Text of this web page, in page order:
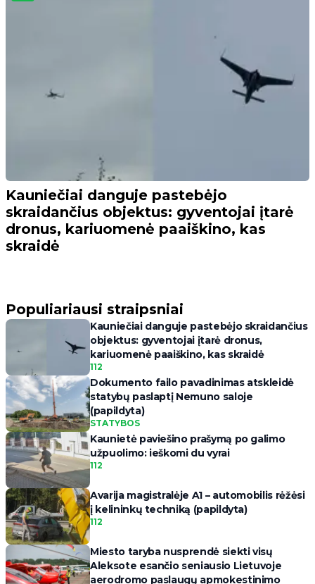
Kauniečiai danguje pastebėjo
skraidančius objektus: gyventojai įtarė
dronus, kariuomenė paaiškino, kas
skraidė
Populiariausi straipsniai
Kauniečiai danguje pastebėjo skraidančius
objektus: gyventojai įtarė dronus,
kariuomenė paaiškino, kas skraidė
112
Dokumento failo pavadinimas atskleidė
statybų paslaptį Nemuno saloje
(papildyta)
STATYBOS
Kaunietė paviešino prašymą po galimo
užpuolimo: ieškomi du vyrai
112
Avarija magistralėje A1 – automobilis rėžėsi
į kelininkų techniką (papildyta)
112
Miesto taryba nusprendė siekti visų
Aleksote esančio seniausio Lietuvoje
aerodromo paslaugų apmokestinimo